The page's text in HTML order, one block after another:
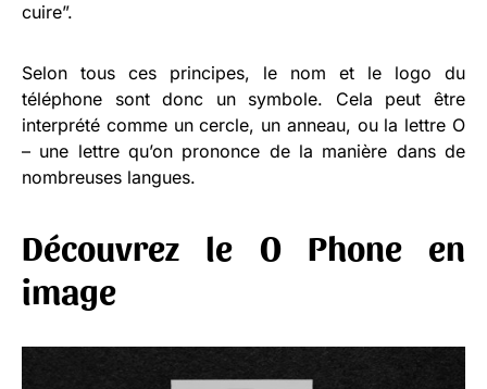
cuire”.
Selon tous ces principes, le nom et le logo du
téléphone sont donc un symbole. Cela peut être
interprété comme un cercle, un anneau, ou la lettre O
– une lettre qu’on prononce de la manière dans de
nombreuses langues.
Découvrez le O Phone en
image